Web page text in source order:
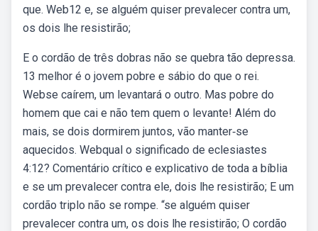
que. Web12 e, se alguém quiser prevalecer contra um,
os dois lhe resistirão;
E o cordão de três dobras não se quebra tão depressa.
13 melhor é o jovem pobre e sábio do que o rei.
Webse caírem, um levantará o outro. Mas pobre do
homem que cai e não tem quem o levante! Além do
mais, se dois dormirem juntos, vão manter‑se
aquecidos. Webqual o significado de eclesiastes
4:12? Comentário crítico e explicativo de toda a bíblia
e se um prevalecer contra ele, dois lhe resistirão; E um
cordão triplo não se rompe. “se alguém quiser
prevalecer contra um, os dois lhe resistirão; O cordão